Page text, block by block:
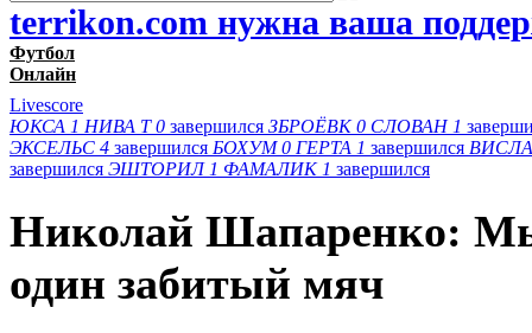
terrikon.com нужна ваша
Футбол
Онлайн
Livescore
ЮКСА 1 НИВА Т 0 завершился ЗБРОЁВК 0 СЛОВАН 1
ЭКСЕЛЬС 4 завершился БОХУМ 0 ГЕРТА 1 завершился
завершился ЭШТОРИЛ 1 ФАМАЛИК 1 завершился
Николай Шапаренко:
один забитый мяч